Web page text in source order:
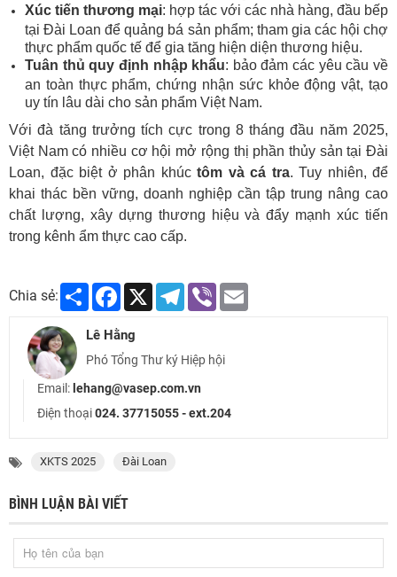
Xúc tiến thương mại: hợp tác với các nhà hàng, đầu bếp
tại Đài Loan để quảng bá sản phẩm; tham gia các hội chợ
thực phẩm quốc tế để gia tăng hiện diện thương hiệu.
Tuân thủ quy định nhập khẩu: bảo đảm các yêu cầu về
an toàn thực phẩm, chứng nhận sức khỏe động vật, tạo
uy tín lâu dài cho sản phẩm Việt Nam.
Với đà tăng trưởng tích cực trong 8 tháng đầu năm 2025,
Việt Nam có nhiều cơ hội mở rộng thị phần thủy sản tại Đài
Loan, đặc biệt ở phân khúc tôm và cá tra. Tuy nhiên, để
khai thác bền vững, doanh nghiệp cần tập trung nâng cao
chất lượng, xây dựng thương hiệu và đẩy mạnh xúc tiến
trong kênh ẩm thực cao cấp.
Chia sẻ: Share Facebook
X Telegram
Viber
Lê Hằng
Phó Tổng Thư ký Hiệp hội
Email: lehang@vasep.com.vn
Điện thoại024. 37715055 - ext.204
XKTS 2025 Đài Loan
BÌNH LUẬN BÀI VIẾT